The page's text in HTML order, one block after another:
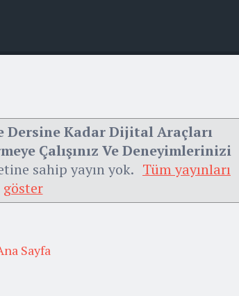
Dersine Kadar Dijital Araçları
Çalışınız Ve Deneyimlerinizi
sahip yayın yok. Tüm yayınları
göster
Sayfa